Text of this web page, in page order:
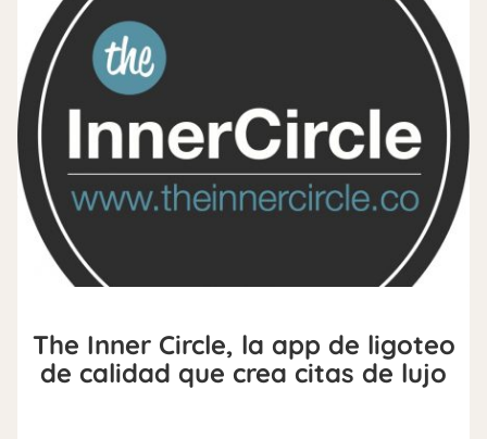
The Inner Circle, la app de ligoteo
de calidad que crea citas de lujo